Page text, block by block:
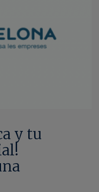
y tu